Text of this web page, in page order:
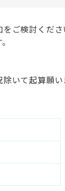
ご検討くだ
いて起算願